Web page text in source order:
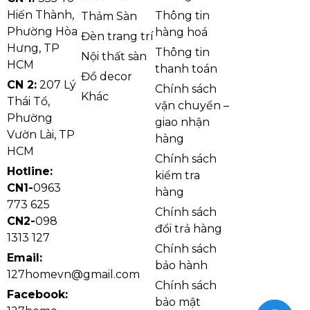
- Sản xuất
theo công
nghệ Hàn
Quốc
2
Simili vân
dụng)
0.55mm
75.000đ/m2
Hiến Thành,
Phường Hòa
Hưng, TP
HCM
CN 2: 207 Lý
Thái Tổ,
Phường
Vườn Lài, TP
HCM
Hotline:
CN1-0963
773 625
CN2-098
1313 127
Email:
127homevn@gmail.com
Facebook:
Thảm Sàn
Đèn trang trí
Nội thất sàn
Đồ decor
Khác
Thông tin
hàng hoá
Thông tin
thanh toán
Chính sách
vận chuyển –
giao nhận
hàng
Chính sách
kiểm tra
hàng
Chính sách
đổi trả hàng
Chính sách
bảo hành
Chính sách
bảo mật